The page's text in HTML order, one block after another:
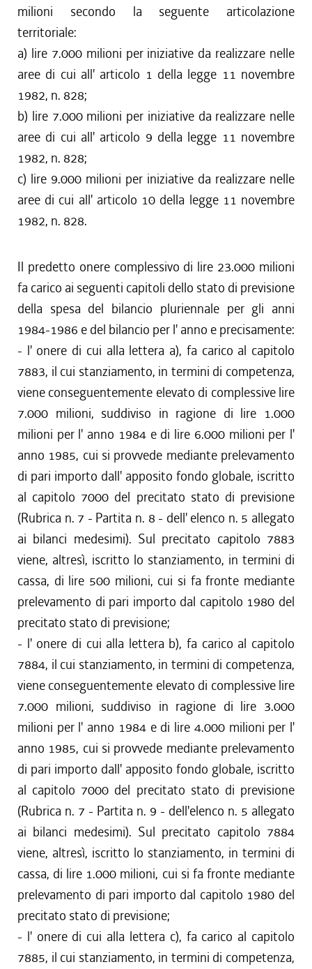
milioni secondo la seguente articolazione
territoriale:
a) lire 7.000 milioni per iniziative da realizzare nelle
aree di cui all' articolo 1 della legge 11 novembre
1982, n. 828;
b) lire 7.000 milioni per iniziative da realizzare nelle
aree di cui all' articolo 9 della legge 11 novembre
1982, n. 828;
c) lire 9.000 milioni per iniziative da realizzare nelle
aree di cui all' articolo 10 della legge 11 novembre
1982, n. 828.
Il predetto onere complessivo di lire 23.000 milioni
fa carico ai seguenti capitoli dello stato di previsione
della spesa del bilancio pluriennale per gli anni
1984-1986 e del bilancio per l' anno e precisamente:
- l' onere di cui alla lettera a), fa carico al capitolo
7883, il cui stanziamento, in termini di competenza,
viene conseguentemente elevato di complessive lire
7.000 milioni, suddiviso in ragione di lire 1.000
milioni per l' anno 1984 e di lire 6.000 milioni per l'
anno 1985, cui si provvede mediante prelevamento
di pari importo dall' apposito fondo globale, iscritto
al capitolo 7000 del precitato stato di previsione
(Rubrica n. 7 - Partita n. 8 - dell' elenco n. 5 allegato
ai bilanci medesimi). Sul precitato capitolo 7883
viene, altresì, iscritto lo stanziamento, in termini di
cassa, di lire 500 milioni, cui si fa fronte mediante
prelevamento di pari importo dal capitolo 1980 del
precitato stato di previsione;
- l' onere di cui alla lettera b), fa carico al capitolo
7884, il cui stanziamento, in termini di competenza,
viene conseguentemente elevato di complessive lire
7.000 milioni, suddiviso in ragione di lire 3.000
milioni per l' anno 1984 e di lire 4.000 milioni per l'
anno 1985, cui si provvede mediante prelevamento
di pari importo dall' apposito fondo globale, iscritto
al capitolo 7000 del precitato stato di previsione
(Rubrica n. 7 - Partita n. 9 - dell'elenco n. 5 allegato
ai bilanci medesimi). Sul precitato capitolo 7884
viene, altresì, iscritto lo stanziamento, in termini di
cassa, di lire 1.000 milioni, cui si fa fronte mediante
prelevamento di pari importo dal capitolo 1980 del
precitato stato di previsione;
- l' onere di cui alla lettera c), fa carico al capitolo
7885, il cui stanziamento, in termini di competenza,